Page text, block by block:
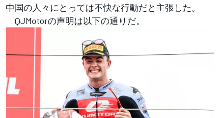
中国の人々にとっては不快な行動だと主張した。
QJMotorの声明は以下の通りだ。